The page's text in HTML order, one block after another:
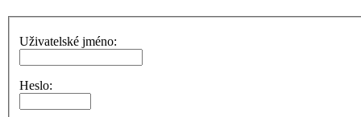
Uživatelské jméno:
Heslo: